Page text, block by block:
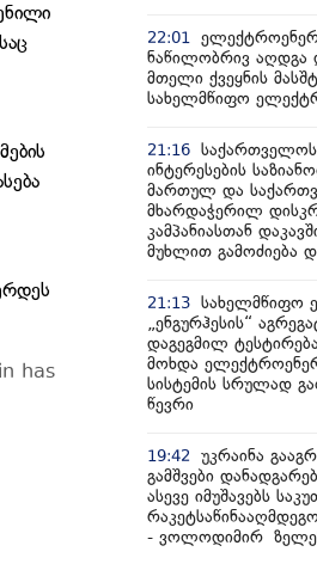
has
22:01
ნაწილობრივ
მთელი ქვეყნის
სახელმწიფო
21:16
ინტერესების
მართულ და
მხარდაჭერილ
კამპანიასთან
მუხლით გამოძიება
21:13 სახელმწიფო
„ენგურჰესის“
დაგეგმილ
მოხდა
სისტემის სრულად
წევრი
19:42
უკრაინა
გამშვები
ასევე იმუშავებს
- ვოლოდიმირ